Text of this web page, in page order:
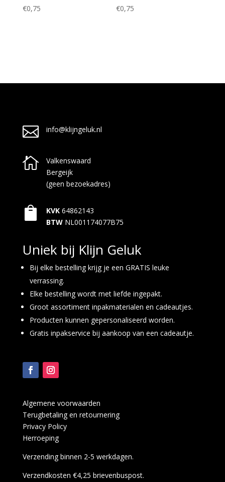
€0,75 €0,75
 info@klijngeluk.nl

Valkenswaard
Bergeijk
(geen bezoekadres)
 KVK 64862143
BTW NL001174077B75
Uniek bij Klijn Geluk
Bij elke bestelling krijg je een GRATIS leuke
verrassing.
Elke bestelling wordt met liefde ingepakt.
Groot assortiment inpakmaterialen en cadeautjes.
Producten kunnen gepersonaliseerd worden.
Gratis inpakservice bij aankoop van een cadeautje.
Algemene voorwaarden
Terugbetaling en retournering
Privacy Policy
Herroeping
Verzending binnen 2-5 werkdagen.
Verzendkosten €4,25 brievenbuspost.